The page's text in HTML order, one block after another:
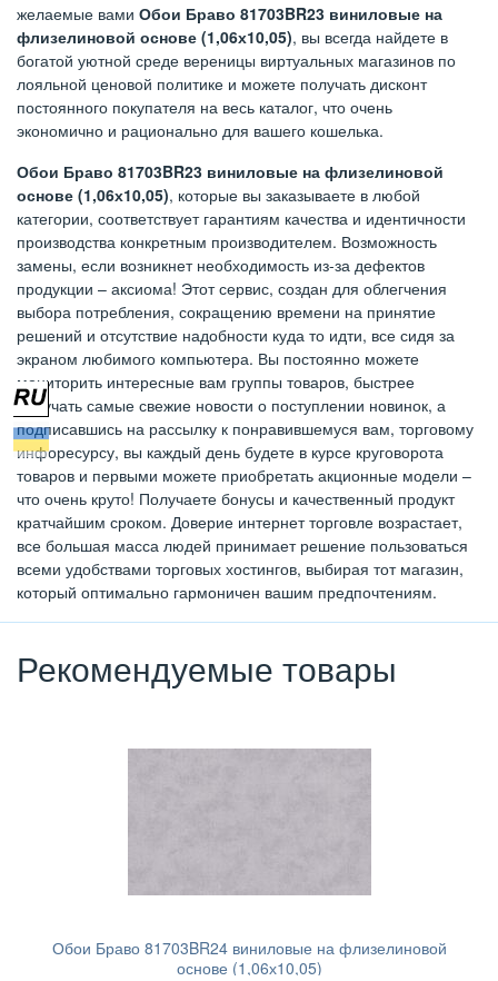
желаемые вами Обои Браво 81703BR23 виниловые на
флизелиновой основе (1,06х10,05), вы всегда найдете в
богатой уютной среде вереницы виртуальных магазинов по
лояльной ценовой политике и можете получать дисконт
постоянного покупателя на весь каталог, что очень
экономично и рационально для вашего кошелька.
Обои Браво 81703BR23 виниловые на флизелиновой
основе (1,06х10,05), которые вы заказываете в любой
категории, соответствует гарантиям качества и идентичности
производства конкретным производителем. Возможность
замены, если возникнет необходимость из-за дефектов
продукции – аксиома! Этот сервис, создан для облегчения
выбора потребления, сокращению времени на принятие
решений и отсутствие надобности куда то идти, все сидя за
экраном любимого компьютера. Вы постоянно можете
мониторить интересные вам группы товаров, быстрее
получать самые свежие новости о поступлении новинок, а
подписавшись на рассылку к понравившемуся вам, торговому
инфоресурсу, вы каждый день будете в курсе круговорота
товаров и первыми можете приобретать акционные модели –
что очень круто! Получаете бонусы и качественный продукт
кратчайшим сроком. Доверие интернет торговле возрастает,
все большая масса людей принимает решение пользоваться
всеми удобствами торговых хостингов, выбирая тот магазин,
который оптимально гармоничен вашим предпочтениям.
Рекомендуемые товары
Обои Браво 81703BR24 виниловые на флизелиновой
основе (1,06х10,05)